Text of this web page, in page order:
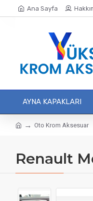
Ana Sayfa
AYNA KAPAKLARI
Oto Krom Aksesuar
Renault